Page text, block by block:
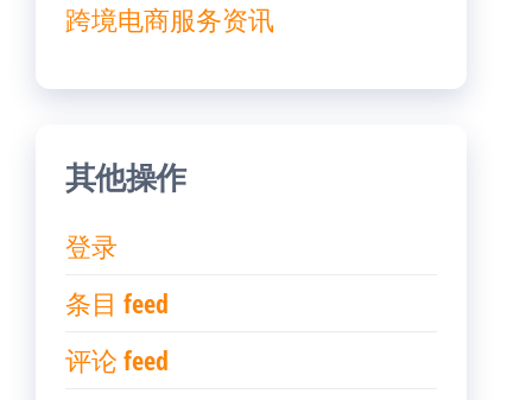
跨境电商服务资讯
其他操作
登录
条目 feed
评论 feed